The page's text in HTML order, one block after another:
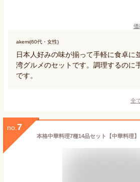
価
akemi(60代・女性)
日本人好みの味が揃って手軽に食卓に
湾グルメのセットです。調理するのに
です。
全
no. 7